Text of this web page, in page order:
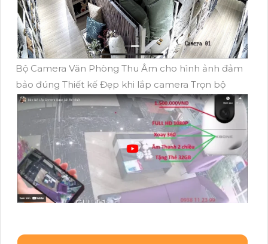
Bộ Camera Văn Phòng Thu Âm cho hình ảnh đảm
bảo đúng Thiết kế Đẹp khi lắp camera Trọn bộ